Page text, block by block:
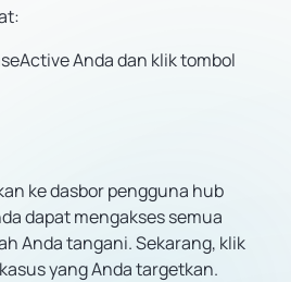
Anda dan klik tombol
ke dasbor pengguna hub
dapat mengakses semua
Anda tangani. Sekarang, klik
yang Anda targetkan.